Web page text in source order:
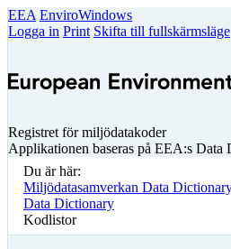
EEA EnviroWindows
Logga in Print Skifta till fullskärmsläge
Registret för miljödatakoder
Applikationen baseras på EEA:s Data
Du är här:
Miljödatasamverkan Data
Data Dictionary
Kodlistor